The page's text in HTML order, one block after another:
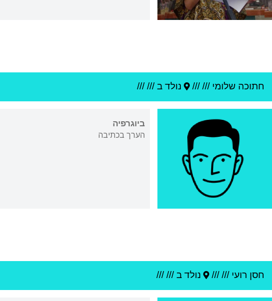
חתוכה שלומי ///
/// נולד ב //////
ביוגרפיה
הערך בכתיבה
חסן רועי ///
/// נולד ב //////